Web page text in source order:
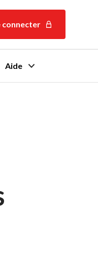
connecter
Aide